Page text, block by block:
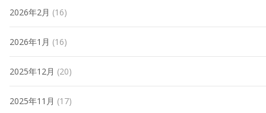
2026年2月 (16)
2026年1月 (16)
2025年12月 (20)
2025年11月 (17)